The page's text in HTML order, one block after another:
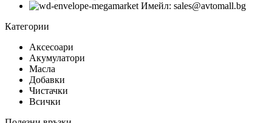
Имейл: sales@avtomall.bg
Категории
Аксесоари
Акумулатори
Масла
Добавки
Чистачки
Всички